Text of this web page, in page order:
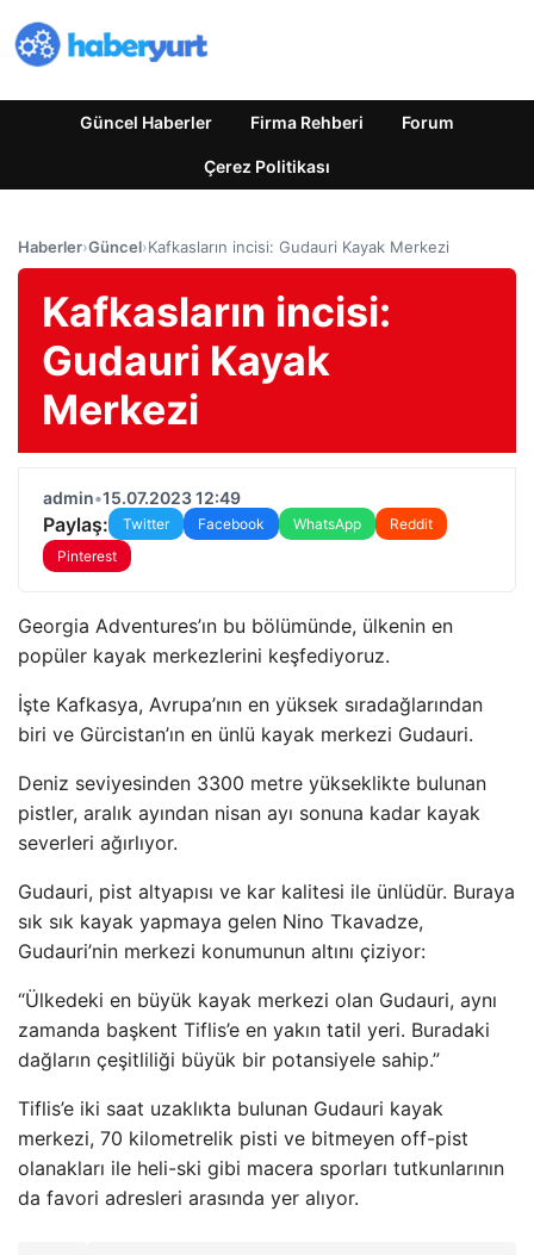
Güncel Haberler Firma Rehberi Forum
Çerez Politikası
Haberler›Güncel›Kafkasların incisi: Gudauri Kayak Merkezi
Kafkasların incisi:
Gudauri Kayak
Merkezi
admin•15.07.2023 12:49
Paylaş: Twitter Facebook WhatsApp
Reddit
Pinterest
Georgia Adventures’ın bu bölümünde, ülkenin en
popüler kayak merkezlerini keşfediyoruz.
İşte Kafkasya, Avrupa’nın en yüksek sıradağlarından
biri ve Gürcistan’ın en ünlü kayak merkezi Gudauri.
Deniz seviyesinden 3300 metre yükseklikte bulunan
pistler, aralık ayından nisan ayı sonuna kadar kayak
severleri ağırlıyor.
Gudauri, pist altyapısı ve kar kalitesi ile ünlüdür. Buraya
sık sık kayak yapmaya gelen Nino Tkavadze,
Gudauri’nin merkezi konumunun altını çiziyor:
“Ülkedeki en büyük kayak merkezi olan Gudauri, aynı
zamanda başkent Tiflis’e en yakın tatil yeri. Buradaki
dağların çeşitliliği büyük bir potansiyele sahip.”
Tiflis’e iki saat uzaklıkta bulunan Gudauri kayak
merkezi, 70 kilometrelik pisti ve bitmeyen off-pist
olanakları ile heli-ski gibi macera sporları tutkunlarının
da favori adresleri arasında yer alıyor.